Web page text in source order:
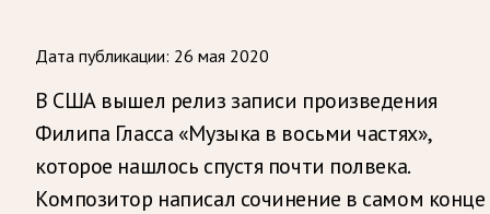
Дата публикации: 26 мая 2020
В США вышел релиз записи произведения
Филипа Гласса «Музыка в восьми частях»,
которое нашлось спустя почти полвека.
Композитор написал сочинение в самом конце